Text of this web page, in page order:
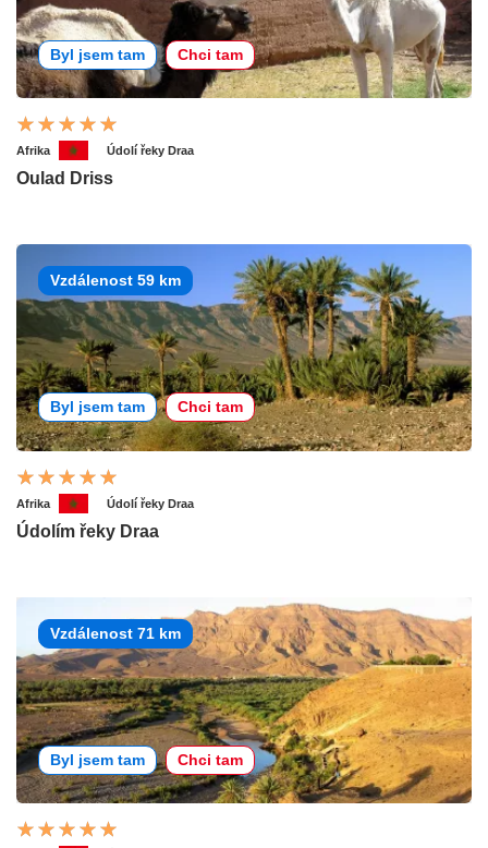
Byl jsem tam Chci tam
Afrika Údolí řeky Draa
Oulad Driss
Vzdálenost 59 km
Byl jsem tam Chci tam
Afrika Údolí řeky Draa
Údolím řeky Draa
Vzdálenost 71 km
Byl jsem tam Chci tam